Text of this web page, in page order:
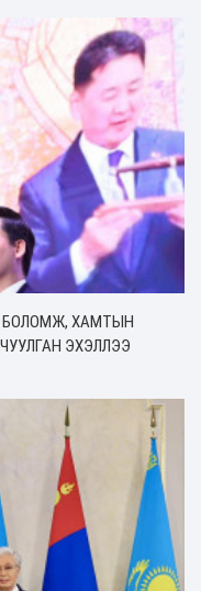
БОЛОМЖ, ХАМТЫН
ЭХЭЛЛЭЭ